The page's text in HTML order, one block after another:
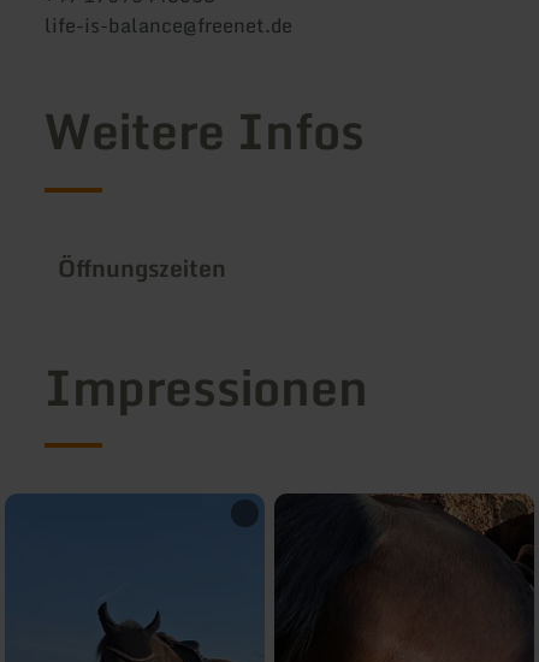
life-is-balance@freenet.de
Weitere Infos
Öffnungszeiten
Impressionen